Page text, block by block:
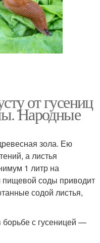
от гусениц
Народные
зола. Ею
а листья
1 литр на
пищевой соды приводит
содой листья,
борьбе с гусеницей —